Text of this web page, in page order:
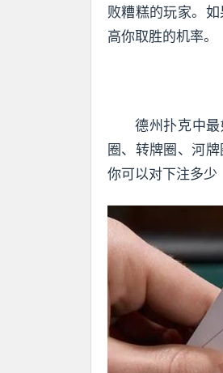
败糟糕的玩家。
高你取胜的机率。
德州扑克中
圈、转牌圈、河
你可以对下注多少